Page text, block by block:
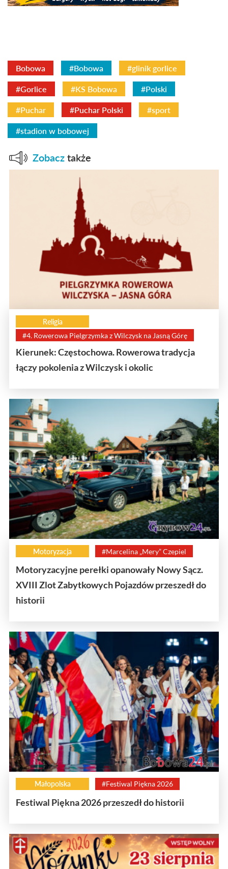
Bobowa #Bobowa #glinik gorlice
#Gorlice #KS Bobowa #Polski
#Puchar #Puchar Polski #sport
#stadion w bobowej
Zobacz także
Religia
#4. Rowerowa Pielgrzymka z Wilczysk na Jasną Górę
Kierunek: Częstochowa. Rowerowa tradycja
łączy pokolenia z Wilczysk i okolic
Motoryzacja #Marcelina „Mery” Czepiel
Motoryzacyjne perełki opanowały Nowy Sącz.
XVIII Zlot Zabytkowych Pojazdów przeszedł do
historii
Małopolska #Festiwal Piękna 2026
Festiwal Piękna 2026 przeszedł do historii